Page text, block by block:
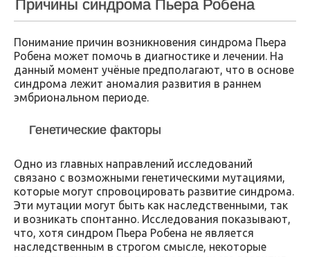
Причины синдрома Пьера Робена
Понимание причин возникновения синдрома Пьера
Робена может помочь в диагностике и лечении. На
данный момент учёные предполагают, что в основе
синдрома лежит аномалия развития в раннем
эмбриональном периоде.
Генетические факторы
Одно из главных направлений исследований
связано с возможными генетическими мутациями,
которые могут спровоцировать развитие синдрома.
Эти мутации могут быть как наследственными, так
и возникать спонтанно. Исследования показывают,
что, хотя синдром Пьера Робена не является
наследственным в строгом смысле, некоторые